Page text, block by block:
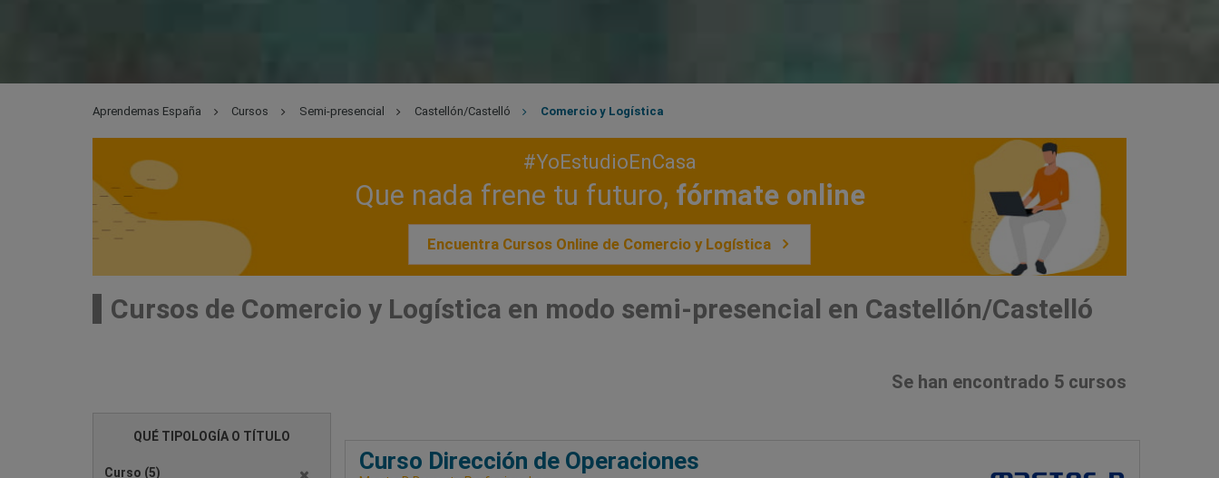
Aprendemas España Cursos Semi-presencial Castellón/Castelló Comercio y Logística
#YoEstudioEnCasa
Que nada frene tu futuro, fórmate online
Encuentra Cursos Online de Comercio y Logística
Cursos de Comercio y Logística en modo semi-presencial en Castellón/Castelló
Se han encontrado 5 cursos
QUÉ TIPOLOGÍA O TÍTULO
Curso (5)
Curso Dirección de Operaciones